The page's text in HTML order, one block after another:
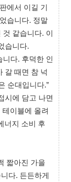
에서 이길 기
습니다. 정말
같습니다. 이
습니다.
다. 후덕한 인
갈 때면 참 넉
순대입니다.”
시에 담고 나면
테이블에 올려
너지 소비 후
짧아진 가을
다. 든든하게